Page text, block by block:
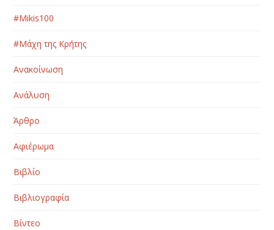
#Μikis100
#Μάχη της Κρήτης
Ανακοίνωση
Ανάλυση
Άρθρο
Αφιέρωμα
Βιβλίο
Βιβλιογραφία
Βίντεο